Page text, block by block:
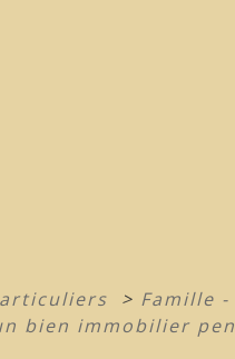
> Famille
bien immobilier